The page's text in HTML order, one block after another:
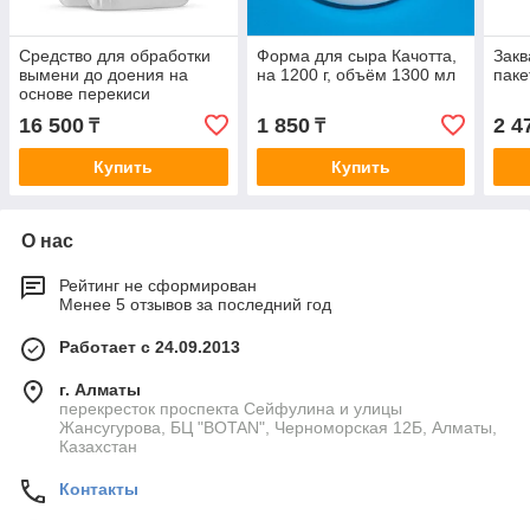
Средство для обработки
вымени до доения на
основе перекиси
водорода FOAM OXY
(20кг)
16 500 ₸
Купить
Форма для сыра Качотта,
на 1200 г, объём 1300 мл
1 850₸
Купить
2
О нас
Рейтинг не сформирован
Менее 5 отзывов за последний год
Работает с 24.09.2013
г. Алматы
перекресток проспекта Сейфулина и улицы
Жансугурова, БЦ "BOTAN", Черноморская 12Б, Алматы,
Казахстан
Контакты